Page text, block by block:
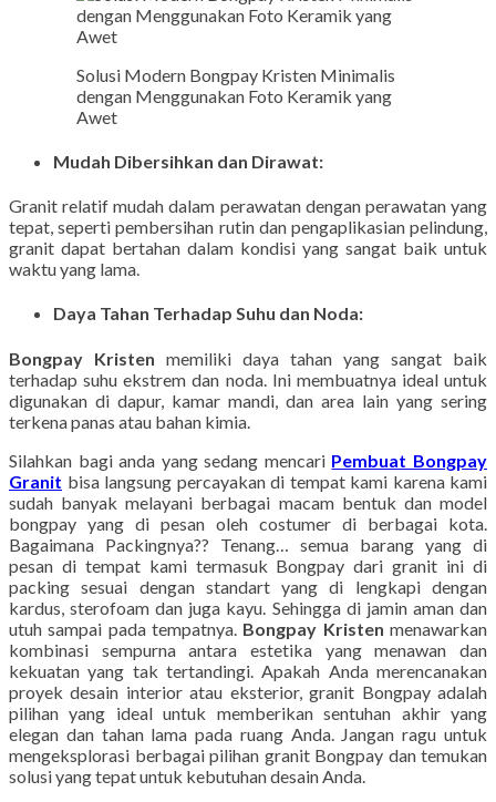
Solusi Modern Bongpay Kristen Minimalis
dengan Menggunakan Foto Keramik yang
Awet
Mudah Dibersihkan dan Dirawat:
Granit relatif mudah dalam perawatan dengan perawatan yang
tepat, seperti pembersihan rutin dan pengaplikasian pelindung,
granit dapat bertahan dalam kondisi yang sangat baik untuk
waktu yang lama.
Daya Tahan Terhadap Suhu dan Noda:
Bongpay Kristen memiliki daya tahan yang sangat baik
terhadap suhu ekstrem dan noda. Ini membuatnya ideal untuk
digunakan di dapur, kamar mandi, dan area lain yang sering
terkena panas atau bahan kimia.
Silahkan bagi anda yang sedang mencari Pembuat Bongpay
Granit bisa langsung percayakan di tempat kami karena kami
sudah banyak melayani berbagai macam bentuk dan model
bongpay yang di pesan oleh costumer di berbagai kota.
Bagaimana Packingnya?? Tenang… semua barang yang di
pesan di tempat kami termasuk Bongpay dari granit ini di
packing sesuai dengan standart yang di lengkapi dengan
kardus, sterofoam dan juga kayu. Sehingga di jamin aman dan
utuh sampai pada tempatnya. Bongpay Kristen menawarkan
kombinasi sempurna antara estetika yang menawan dan
kekuatan yang tak tertandingi. Apakah Anda merencanakan
proyek desain interior atau eksterior, granit Bongpay adalah
pilihan yang ideal untuk memberikan sentuhan akhir yang
elegan dan tahan lama pada ruang Anda. Jangan ragu untuk
mengeksplorasi berbagai pilihan granit Bongpay dan temukan
solusi yang tepat untuk kebutuhan desain Anda.